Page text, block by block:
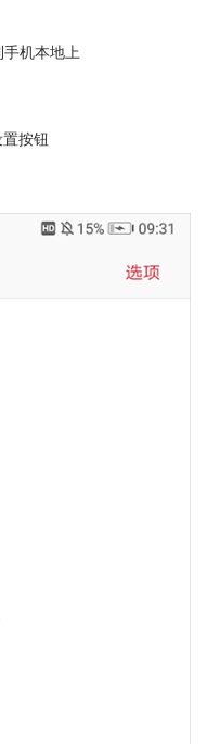
手机本地上
按钮